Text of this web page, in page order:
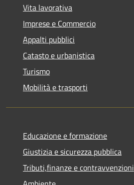
Vita lavorativa
Imprese e Commercio
Appalti pubblici
Catasto e urbanistica
Turismo
Mobilità e trasporti
Educazione e formazione
Giustizia e sicurezza pubblica
Tributi,finanze e contravvenzioni